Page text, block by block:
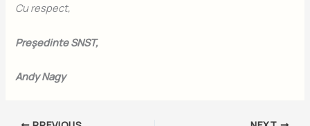
Cu respect,
Preşedinte SNST,
Andy Nagy